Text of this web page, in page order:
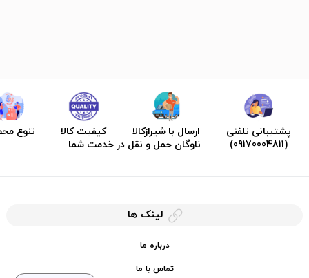
پشتیبانی تلفنی
(09170004811)
ارسال با شیرازکالا
ناوگان حمل و نقل در خدمت شما
کیفیت کالا تنوع
لینک ها
درباره ما
تماس با ما